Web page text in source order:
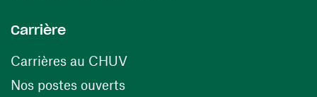
Carrière
Carrières au CHUV(opens in a new window)
Nos postes ouverts(opens in a new window)